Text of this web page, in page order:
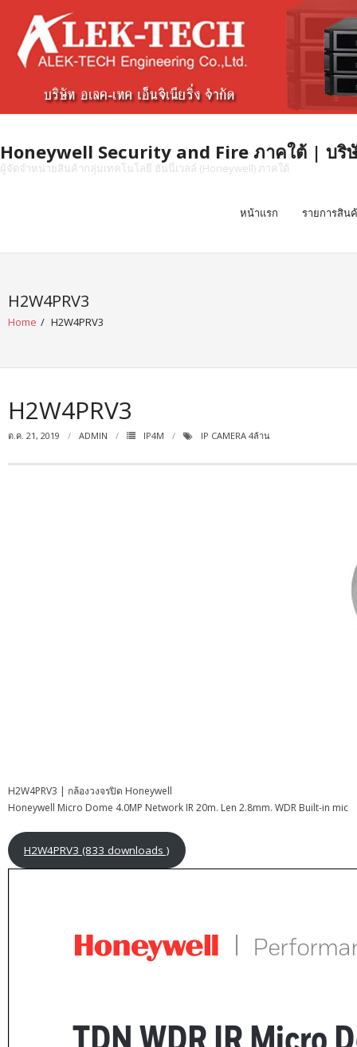
content
Honeywell Security and Fire ภาคใต้ | บริษั
ผู้จัดจำหน่ายสินค้ากลุ่มเทคโนโลยี ฮันนี่เวลล์ (Honeywell) ภาคใต้
หน้าแรก รายการสิน
H2W4PRV3
Home / H2W4PRV3
H2W4PRV3
ต.ค. 21, 2019 ADMIN IP4M IP CAMERA 4ล้าน
H2W4PRV3 | กล้องวงจรปิด Honeywell
Honeywell Micro Dome 4.0MP Network IR 20m. Len 2.8mm. WDR Built-in mic
H2W4PRV3 (833 downloads )